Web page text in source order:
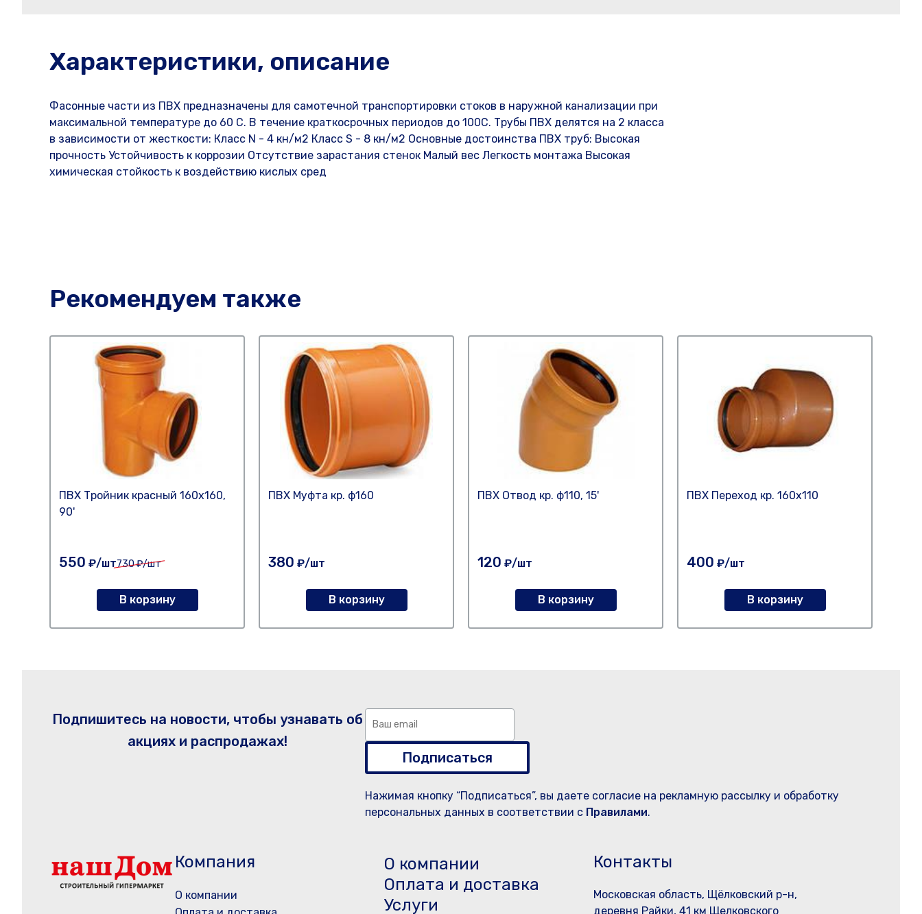
Характеристики, описание
Фасонные части из ПВХ предназначены для самотечной транспортировки стоков в наружной канализации при
максимальной температуре до 60 C. В течение краткосрочных периодов до 100С. Трубы ПВХ делятся на 2 класса
в зависимости от жесткости: Класс N - 4 кн/м2 Класс S - 8 кн/м2 Основные достоинства ПВХ труб: Высокая
прочность Устойчивость к коррозии Отсутствие зарастания стенок Малый вес Легкость монтажа Высокая
химическая стойкость к воздействию кислых сред
Рекомендуем также
ПВХ Тройник красный 160х160,
90'
550 ₽/шт730₽/шт
В корзину
ПВХ Муфта кр. ф160
380 ₽/шт
В корзину
ПВХ Отвод кр. ф110, 15'
120 ₽/шт
В корзину
ПВХ Переход кр. 160х110
400 ₽/шт
В корзину
Подпишитесь на новости, чтобы узнавать об
акциях и распродажах!
Подписаться
Нажимая кнопку “Подписаться”, вы даете согласие на рекламную рассылку и обработку
персональных данных в соответствии с Правилами.
Компания
О компании
О компании
Оплата и доставка
Услуги
Контакты
Московская область, Щёлковский р-н,
деревня Райки, 41 км Щелковского